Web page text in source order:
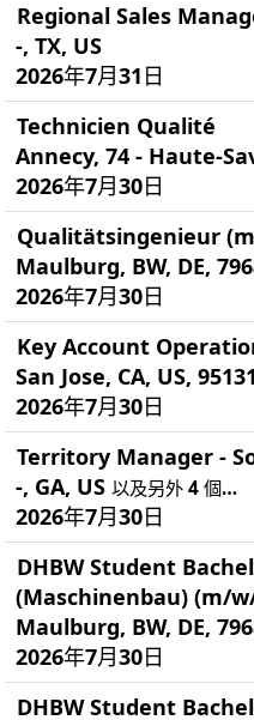
Regional Sales
-, TX, US
2026年7月31日
Technicien Qualité
Annecy, 74 - Haute-
2026年7月30日
Qualitätsingenieur
Maulburg, BW, DE,
2026年7月30日
Key Account
San Jose, CA, US, 95131
2026年7月30日
Territory Manager -
-, GA, US 以及另外 4 個…
2026年7月30日
DHBW Student
(Maschinenbau) (m/
Maulburg, BW, DE,
2026年7月30日
DHBW Student